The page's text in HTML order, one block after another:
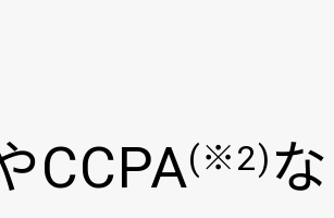
CCPA(※2)